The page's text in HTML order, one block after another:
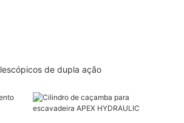
de dupla ação